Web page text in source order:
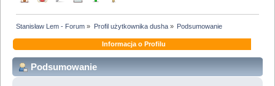
Stanisław Lem - Forum » Profil użytkownika dusha» Podsumowanie
Informacja o Profilu
Podsumowanie